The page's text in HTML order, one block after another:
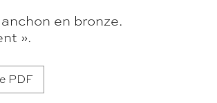
en bronze.
».
PDF